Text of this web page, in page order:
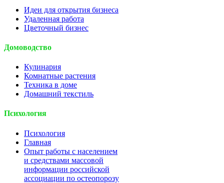
Идеи для открытия бизнеса
Удаленная работа
Цветочный бизнес
Домоводство
Кулинария
Комнатные растения
Техника в доме
Домашний текстиль
Психология
Психология
Главная
Опыт работы с населением
и средствами массовой
информации российской
ассоциации по остеопорозу